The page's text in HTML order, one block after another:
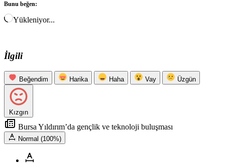
Bunu beğen:
Yükleniyor...
İlgili
Beğendim Harika Haha Vay Üzgün
Kızgın
Bursa Yıldırım’da gençlik ve teknoloji buluşması
Normal (100%)